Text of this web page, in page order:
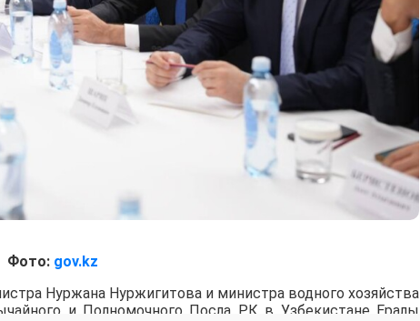
Фото: gov.kz
Нуржана Нуржигитова и министра водного хозяйства
и Полномочного Посла РК в Узбекистане Ералы